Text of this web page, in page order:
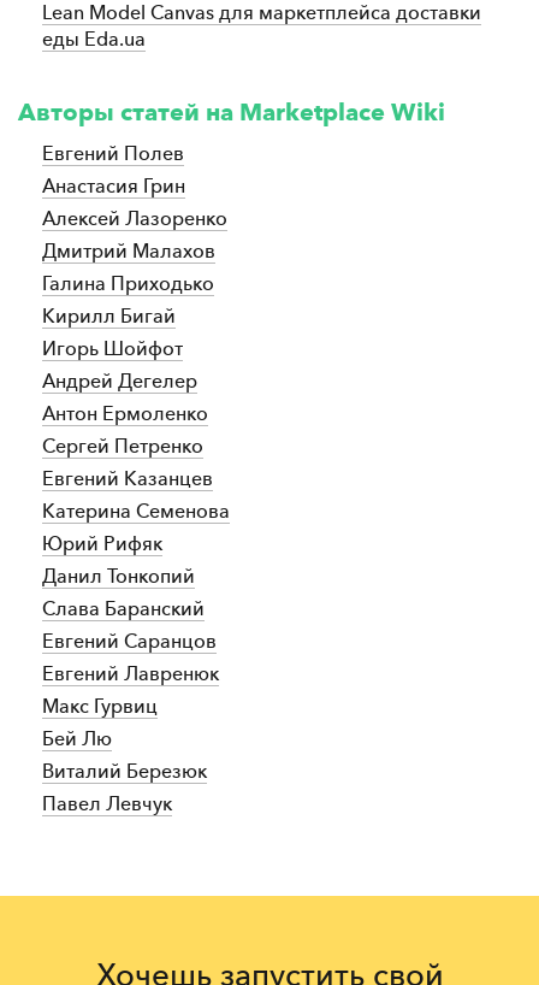
Lean Model Canvas для маркетплейса доставки
еды Eda.ua
Авторы статей на Marketplace Wiki
Евгений Полев
Анастасия Грин
Aлексей Лазоренко
Дмитрий Малахов
Галина Приходько
Кирилл Бигай
Игорь Шойфот
Андрей Дегелер
Антон Ермоленко
Сергей Петренко
Евгений Казанцев
Катерина Семенова
Юрий Рифяк
Данил Тонкопий
Слава Баранский
Евгений Саранцов
Евгений Лавренюк
Макс Гурвиц
Бей Лю
Виталий Березюк
Павел Левчук
Хочешь запустить свой